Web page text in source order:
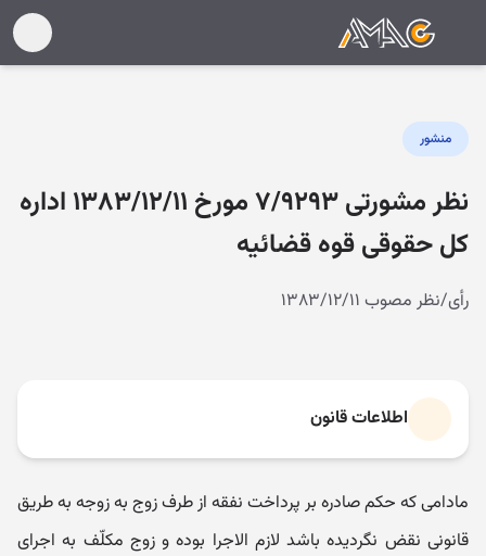
منشور
نظر مشورتی ۷/۹۲۹۳ مورخ ۱۳۸۳/۱۲/۱۱ اداره
کل حقوقی قوه قضائیه
رأی/نظر مصوب ۱۳۸۳/۱۲/۱۱
اطلاعات قانون
مادامی که حکم صادره بر پرداخت نفقه از طرف زوج به زوجه به طریق
قانونی نقض نگردیده باشد لازم الاجرا بوده و زوج مکلّف به اجرای